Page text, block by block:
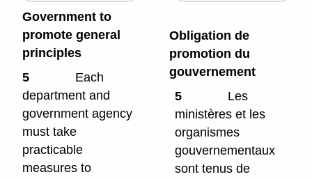
Government to
promote general
principles
5
Each
department and
government agency
must take
practicable
measures to
Obligation de
promotion du
gouvernement
5
Les
ministères et les
organismes
gouvernementaux
sont tenus de